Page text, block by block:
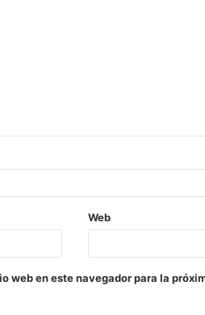
Web
web en este navegador para la